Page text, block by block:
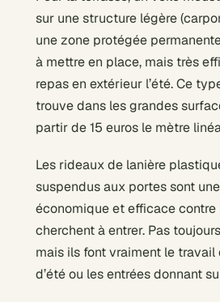
sur une structure légère
une zone protégée
à mettre en place, mais très
repas en extérieur l’été. Ce
trouve dans les grandes
partir de 15 euros le mètre
Les rideaux de lanière
suspendus aux portes sont
économique et efficace contre
cherchent à entrer. Pas
mais ils font vraiment le travail
d’été ou les entrées donnant